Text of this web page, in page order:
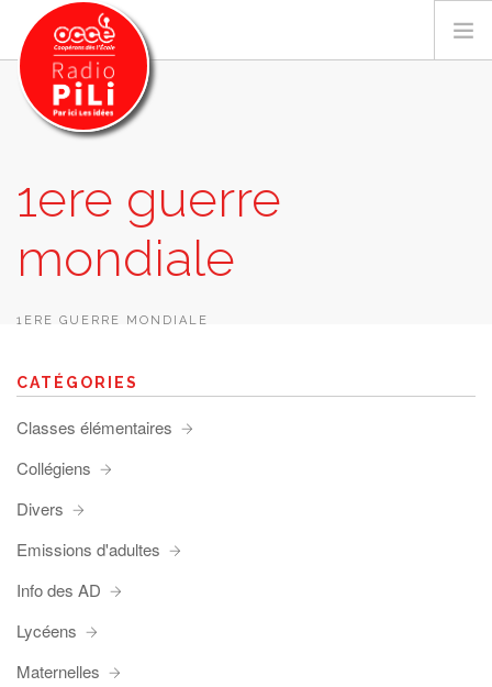
GRILLE DES PROGRAMMES
EMISSIONS / PODCASTS
SUR LE TERRITOIRE
RESSOURCES
RECHERCHER
1ere guerre
mondiale
1ERE GUERRE MONDIALE
CATÉGORIES
Classes élémentaires
Collégiens
Divers
Emissions d'adultes
Info des AD
Lycéens
Maternelles